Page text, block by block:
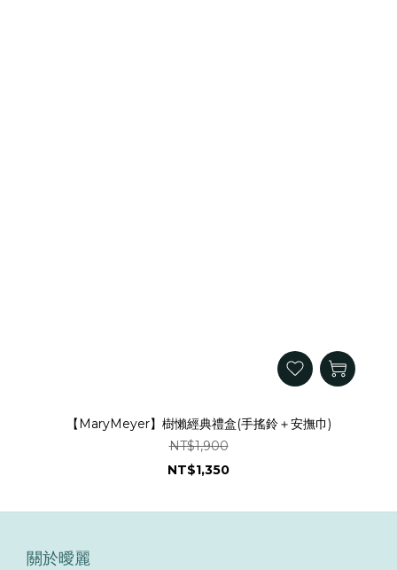
【MaryMeyer】樹懶經典禮盒(手搖鈴＋安撫巾)
NT$1,900
NT$1,350
關於曖麗